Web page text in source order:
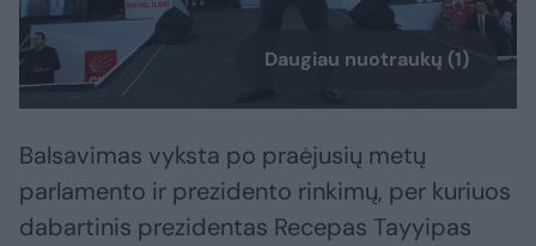
Daugiau nuotraukų (1)
Balsavimas vyksta po praėjusių metų
parlamento ir prezidento rinkimų, per kuriuos
dabartinis prezidentas Recepas Tayyipas